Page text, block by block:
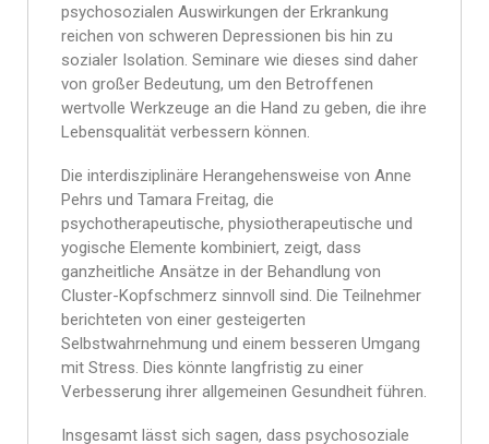
psychosozialen Auswirkungen der Erkrankung
reichen von schweren Depressionen bis hin zu
sozialer Isolation. Seminare wie dieses sind daher
von großer Bedeutung, um den Betroffenen
wertvolle Werkzeuge an die Hand zu geben, die ihre
Lebensqualität verbessern können.
Die interdisziplinäre Herangehensweise von Anne
Pehrs und Tamara Freitag, die
psychotherapeutische, physiotherapeutische und
yogische Elemente kombiniert, zeigt, dass
ganzheitliche Ansätze in der Behandlung von
Cluster-Kopfschmerz sinnvoll sind. Die Teilnehmer
berichteten von einer gesteigerten
Selbstwahrnehmung und einem besseren Umgang
mit Stress. Dies könnte langfristig zu einer
Verbesserung ihrer allgemeinen Gesundheit führen.
Insgesamt lässt sich sagen, dass psychosoziale